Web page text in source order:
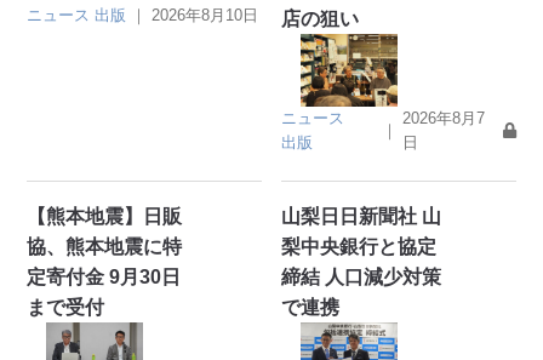
ニュース 出版 ｜ 2026年8月10日
店の狙い
ニュース
出版
｜
2026年8月7
日
【熊本地震】日販
協、熊本地震に特
定寄付金 9月30日
まで受付
山梨日日新聞社 山
梨中央銀行と協定
締結 人口減少対策
で連携